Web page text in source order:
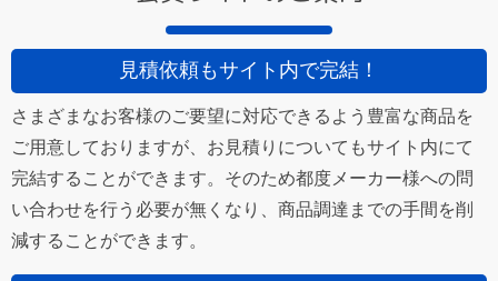
見積依頼もサイト内で完結！
さまざまなお客様のご要望に対応できるよう豊富な商品を
ご用意しておりますが、お見積りについてもサイト内にて
完結することができます。そのため都度メーカー様への問
い合わせを行う必要が無くなり、商品調達までの手間を削
減することができます。